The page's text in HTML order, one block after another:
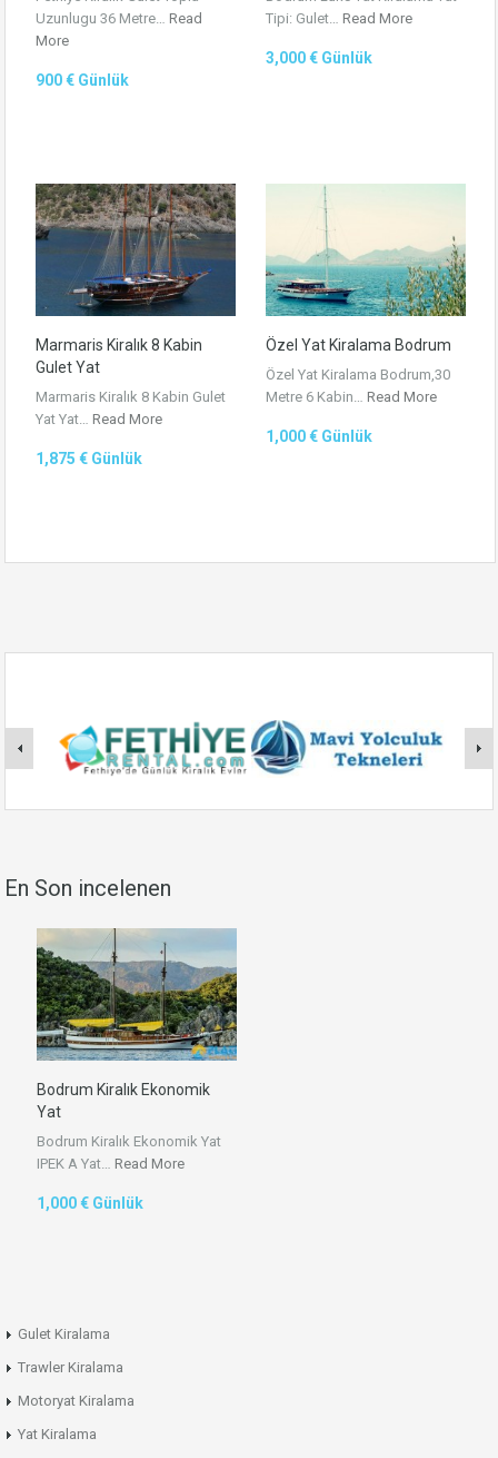
Uzunlugu 36 Metre… Read
More
900 € Günlük
Tipi: Gulet… Read More
3,000 € Günlük
Marmaris Kiralık 8 Kabin
Gulet Yat
Marmaris Kiralık 8 Kabin Gulet
Yat Yat… Read More
1,875 € Günlük
Özel Yat Kiralama Bodrum
Özel Yat Kiralama Bodrum,30
Metre 6 Kabin… Read More
1,000 € Günlük
En Son incelenen
Bodrum Kiralık Ekonomik
Yat
Bodrum Kiralık Ekonomik Yat
IPEK A Yat… Read More
1,000 € Günlük
Gulet Kiralama
Trawler Kiralama
Motoryat Kiralama
Yat Kiralama